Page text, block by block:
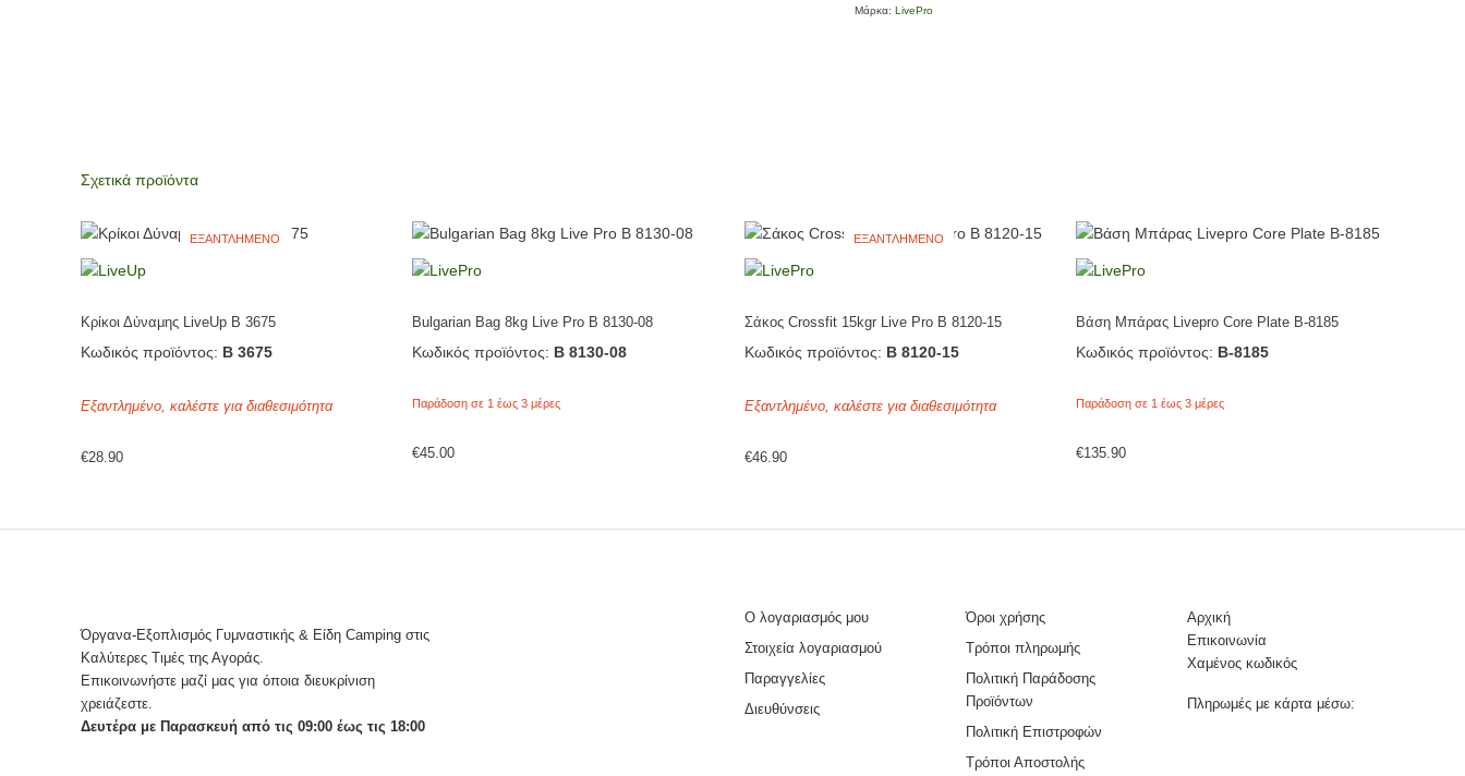
Μάρκα: LivePro
Σχετικά προϊόντα
ΕΞΑΝΤΛΗΜΈΝΟ
Κρίκοι Δύναμης LiveUp Β 3675
Κωδικός προϊόντος: Β 3675
Εξαντλημένο, καλέστε για διαθεσιμότητα
€28.90
Bulgarian Bag 8kg Live Pro Β 8130-08
Κωδικός προϊόντος: Β 8130-08
Παράδοση σε 1 έως 3 μέρες
€45.00
ΕΞΑΝΤΛΗΜΈΝΟ
Σάκος Crossfit 15kgr Live Pro Β 8120-15
Κωδικός προϊόντος: Β 8120-15
Εξαντλημένο, καλέστε για διαθεσιμότητα
€46.90
Βάση Μπάρας Livepro Core Plate Β-8185
Κωδικός προϊόντος: Β-8185
Παράδοση σε 1 έως 3 μέρες
€135.90
Όργανα-Εξοπλισμός Γυμναστικής & Είδη Camping στις
Καλύτερες Τιμές της Αγοράς.
Επικοινωνήστε μαζί μας για όποια διευκρίνιση
χρειάζεστε.
Δευτέρα με Παρασκευή από τις 09:00 έως τις 18:00
Ο λογαριασμός μου
Στοιχεία λογαριασμού
Παραγγελίες
Διευθύνσεις
Όροι χρήσης
Τρόποι πληρωμής
Πολιτική Παράδοσης
Προϊόντων
Πολιτική Επιστροφών
Τρόποι Αποστολής
Αρχική
Επικοινωνία
Χαμένος κωδικός
Πληρωμές με κάρτα μέσω: